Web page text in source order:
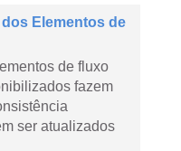
Elementos de
de fluxo
fazem
ser atualizados